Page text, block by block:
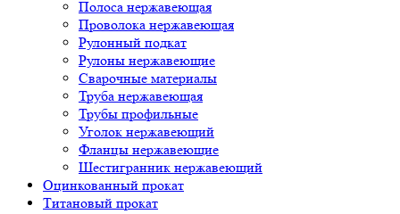
Полоса нержавеющая
Проволока нержавеющая
Рулонный подкат
Рулоны нержавеющие
Сварочные материалы
Труба нержавеющая
Трубы профильные
Уголок нержавеющий
Фланцы нержавеющие
Шестигранник нержавеющий
Оцинкованный прокат
Титановый прокат